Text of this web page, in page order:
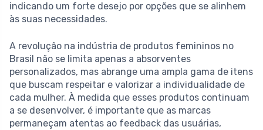
indicando um forte desejo por opções que se alinhem
às suas necessidades.
A revolução na indústria de produtos femininos no
Brasil não se limita apenas a absorventes
personalizados, mas abrange uma ampla gama de itens
que buscam respeitar e valorizar a individualidade de
cada mulher. À medida que esses produtos continuam
a se desenvolver, é importante que as marcas
permaneçam atentas ao feedback das usuárias,